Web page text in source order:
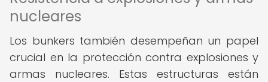
nucleares
Los bunkers también desempeñan un papel
crucial en la protección contra explosiones y
armas nucleares. Estas estructuras están